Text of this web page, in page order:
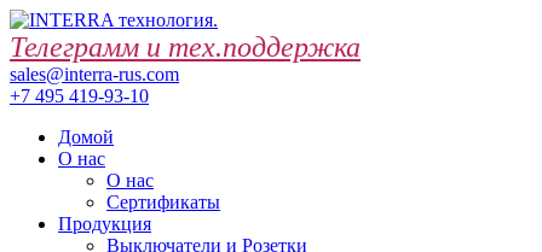
Телеграмм и тех.поддержка
sales@interra-rus.com
+7 495 419-93-10
Домой
О нас
О нас
Сертификаты
Продукция
Выключатели и Розетки